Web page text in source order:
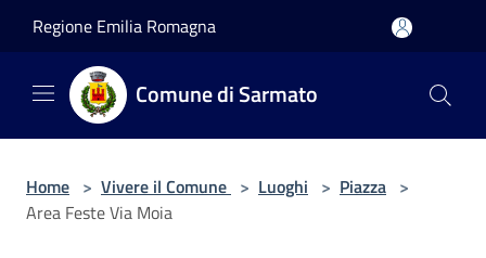
Regione Emilia Romagna
Comune di Sarmato
Home > Vivere il Comune > Luoghi > Piazza >
Area Feste Via Moia